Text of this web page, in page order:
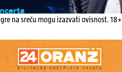
Igre na sreću mogu izazvati ovisnost. 18+